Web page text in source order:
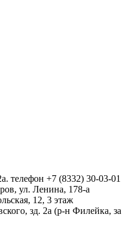
телефон +7 (8332) 30-03-01
ул. Ленина, 178-а
12, 3 этаж
зд. 2а (р-н Филейка, за